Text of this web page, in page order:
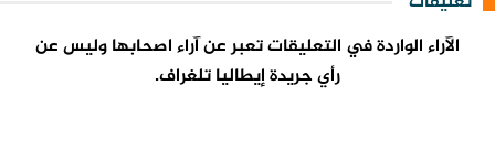
الآراء الواردة في التعليقات تعبر عن آراء اصحابها وليس عن
رأي جريدة إيطاليا تلغراف.